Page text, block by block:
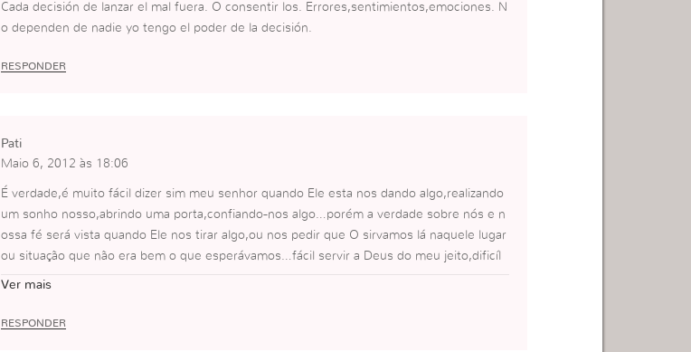
Cada decisión de lanzar el mal fuera. O consentir los. Errores,sentimientos,emociones. N
o dependen de nadie yo tengo el poder de la decisión.
RESPONDER
Pati
Maio 6, 2012 às 18:06
É verdade,é muito fácil dizer sim meu senhor quando Ele esta nos dando algo,realizando
um sonho nosso,abrindo uma porta,confiando-nos algo…porém a verdade sobre nós e n
ossa fé será vista quando Ele nos tirar algo,ou nos pedir que O sirvamos lá naquele lugar
ou situação que não era bem o que esperávamos…fácil servir a Deus do meu jeito,dificíl
ser apenas um servo sem importar como nem onde…fácil ser de Deus qdo tudo vai be
do mundo,difícil é ser sincera e dizer o que deve ser dito…enfim,no final a coisa toda é b
Ver mais
RESPONDER